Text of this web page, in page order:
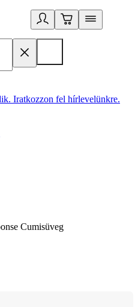
Iratkozzon fel hírlevelünkre.
Cumisüveg